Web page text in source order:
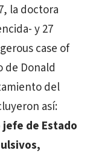
la doctora
y 27
case of
de Donald
del
así:
jefe de Estado